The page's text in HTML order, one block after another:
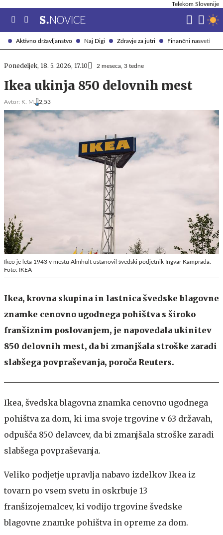
Aktivno državljanstvo Naj Digi Zdravje za jutri Finančni nasveti
Telekom Slovenije
Ponedeljek, 18. 5. 2026, 17.10 2 meseca, 3 tedne
Ikea ukinja 850 delovnih mest
Avtor: K. M. 2,53
Ikeo je leta 1943 v mestu Almhult ustanovil švedski podjetnik Ingvar Kamprada.
Foto: IKEA
Ikea, krovna skupina in lastnica švedske blagovne
znamke cenovno ugodnega pohištva s široko
franšiznim poslovanjem, je napovedala ukinitev
850 delovnih mest, da bi zmanjšala stroške zaradi
slabšega povpraševanja, poroča Reuters.
Ikea, švedska blagovna znamka cenovno ugodnega
pohištva za dom, ki ima svoje trgovine v 63 državah,
odpušča 850 delavcev, da bi zmanjšala stroške zaradi
slabšega povpraševanja.
Veliko podjetje upravlja nabavo izdelkov Ikea iz
tovarn po vsem svetu in oskrbuje 13
franšizojemalcev, ki vodijo trgovine švedske
blagovne znamke pohištva in opreme za dom.